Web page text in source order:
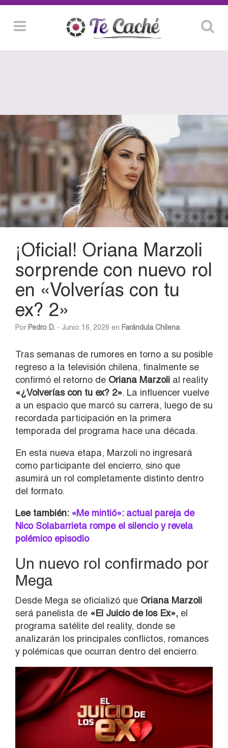
¡Oficial! Oriana Marzoli
sorprende con nuevo rol
en «Volverías con tu
ex? 2»
Por Pedro D. - Junio 16, 2026 en Farándula Chilena
Tras semanas de rumores en torno a su posible
regreso a la televisión chilena, finalmente se
confirmó el retorno de Oriana Marzoli al reality
«¿Volverías con tu ex? 2». La influencer vuelve
a un espacio que marcó su carrera, luego de su
recordada participación en la primera
temporada del programa hace una década.
En esta nueva etapa, Marzoli no ingresará
como participante del encierro, sino que
asumirá un rol completamente distinto dentro
del formato.
Lee también: «Me mintió»: actual pareja de
Nico Solabarrieta rompe el silencio y revela
polémico episodio
Un nuevo rol confirmado por
Mega
Desde Mega se oficializó que Oriana Marzoli
será panelista de «El Juicio de los Ex», el
programa satélite del reality, donde se
analizarán los principales conflictos, romances
y polémicas que ocurran dentro del encierro.